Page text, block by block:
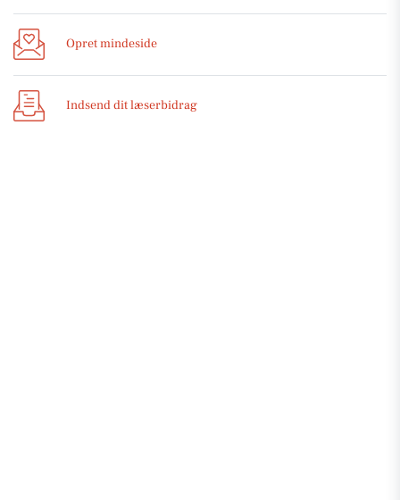
Opret mindeside
Indsend dit læserbidrag